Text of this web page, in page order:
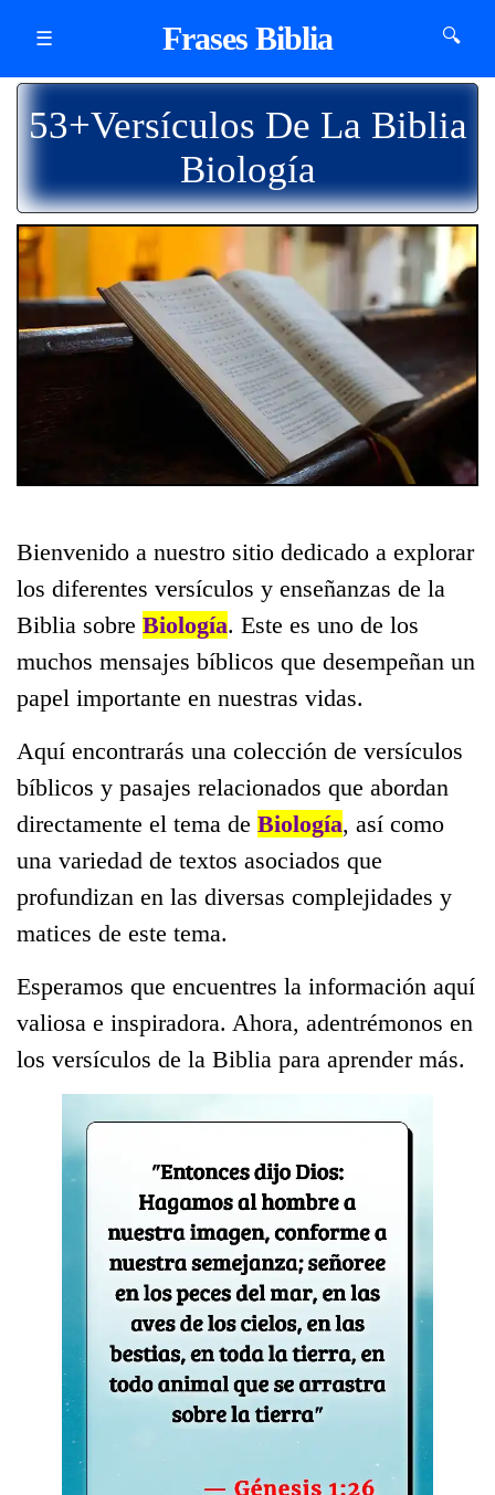
☰ Frases Biblia 🔍
53+Versículos De La Biblia
Biología
Bienvenido a nuestro sitio dedicado a explorar
los diferentes versículos y enseñanzas de la
Biblia sobre Biología. Este es uno de los
muchos mensajes bíblicos que desempeñan un
papel importante en nuestras vidas.
Aquí encontrarás una colección de versículos
bíblicos y pasajes relacionados que abordan
directamente el tema de Biología, así como
una variedad de textos asociados que
profundizan en las diversas complejidades y
matices de este tema.
Esperamos que encuentres la información aquí
valiosa e inspiradora. Ahora, adentrémonos en
los versículos de la Biblia para aprender más.